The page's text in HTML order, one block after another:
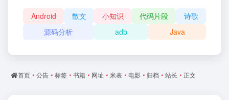
Android 散文 小知识 代码片段
诗歌
源码分析
adb Java
首页 • 公告 • 标签 • 书籍 • 网址 • 米表 • 电影 • 归档 • 站长 • 正文